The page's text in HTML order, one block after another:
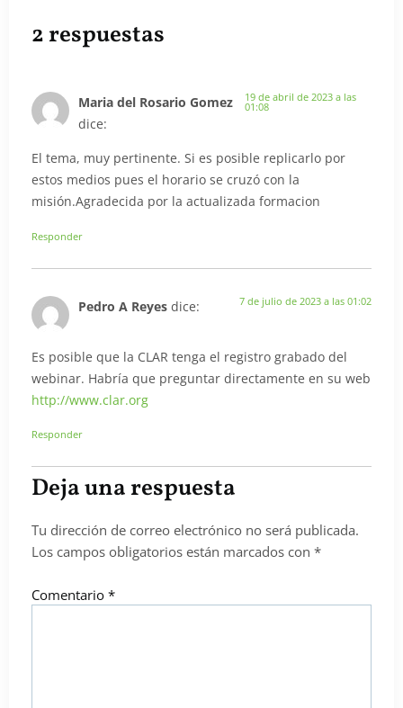
2 respuestas
Maria del Rosario Gomez
dice:
19 de abril de 2023 a las
01:08
El tema, muy pertinente. Si es posible replicarlo por
estos medios pues el horario se cruzó con la
misión.Agradecida por la actualizada formacion
Responder
Pedro A Reyes dice: 7 de julio de 2023 a las 01:02
Es posible que la CLAR tenga el registro grabado del
webinar. Habría que preguntar directamente en su web
http://www.clar.org
Responder
Deja una respuesta
Tu dirección de correo electrónico no será publicada.
Los campos obligatorios están marcados con *
Comentario *